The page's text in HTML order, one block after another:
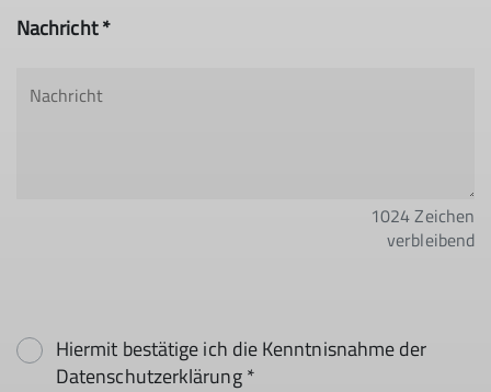
Nachricht *
1024Zeichen
verbleibend
Hiermit bestätige ich die Kenntnisnahme der
Datenschutzerklärung *